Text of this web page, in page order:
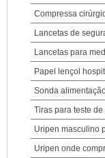
Compressa
Lancetas de
Lancetas para
Papel lençol
Sonda
Tiras para teste
Uripen masculino
Uripen onde